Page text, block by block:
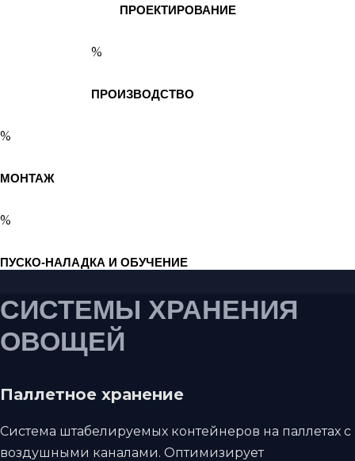
ПРОЕКТИРОВАНИЕ
%
ПРОИЗВОДСТВО
%
МОНТАЖ
%
ПУСКО-НАЛАДКА И ОБУЧЕНИЕ
СИСТЕМЫ ХРАНЕНИЯ
ОВОЩЕЙ
Паллетное хранение
Система штабелируемых контейнеров на паллетах с
воздушными каналами. Оптимизирует